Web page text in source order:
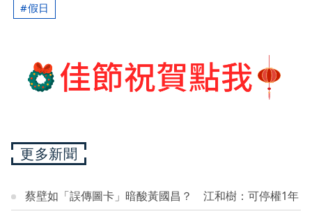
假日
更多新聞
蔡壁如「誤傳圖卡」暗酸黃國昌？ 江和樹：可停權1年